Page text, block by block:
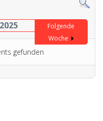
Folgende
Woche
gefunden